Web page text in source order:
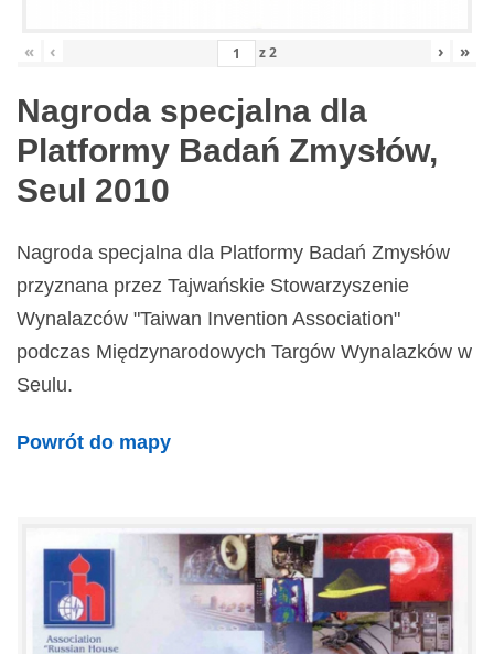
« ‹ z2 › »
Nagroda specjalna dla
Platformy Badań Zmysłów,
Seul 2010
Nagroda specjalna dla Platformy Badań Zmysłów
przyznana przez Tajwańskie Stowarzyszenie
Wynalazców "Taiwan Invention Association"
podczas Międzynarodowych Targów Wynalazków w
Seulu.
Powrót do mapy